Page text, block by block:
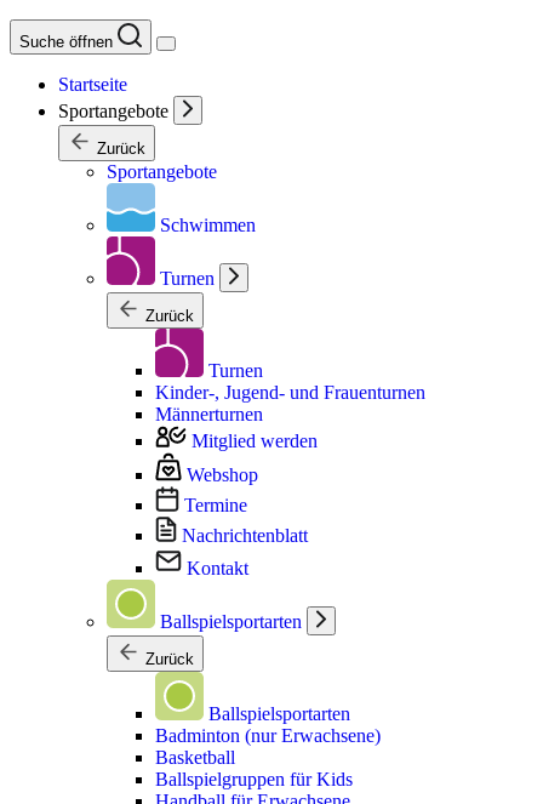
Suche öffnen
Startseite
Sportangebote
Zurück
Sportangebote
Schwimmen
Turnen
Zurück
Turnen
Kinder-, Jugend- und Frauenturnen
Männerturnen
Mitglied werden
Webshop
Termine
Nachrichtenblatt
Kontakt
Ballspielsportarten
Zurück
Ballspielsportarten
Badminton (nur Erwachsene)
Basketball
Ballspielgruppen für Kids